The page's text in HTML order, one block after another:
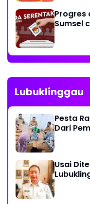
Progres
Sumsel
Lubuklinggau
Pesta
Dari
Usai